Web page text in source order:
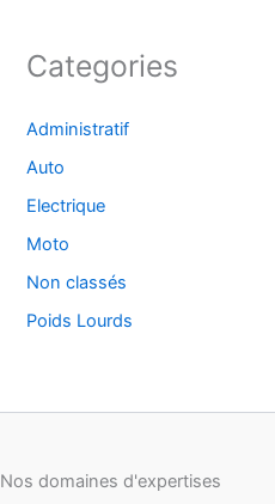
Categories
Administratif
Auto
Electrique
Moto
Non classés
Poids Lourds
Nos domaines d'expertises